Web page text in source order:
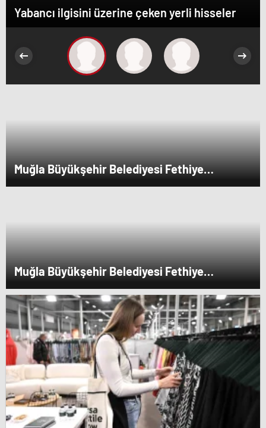
Yabancı ilgisini üzerine çeken yerli hisseler
Muğla Büyükşehir Belediyesi Fethiye
Karaçulha Toptancı Hali’nde Ürün Pazarlama
Muğla Büyükşehir Belediyesi Fethiye
Karaçulha Toptancı Hali’nde Ürün Pazarlama
Alanı ve Üretim Tesisi Açtı